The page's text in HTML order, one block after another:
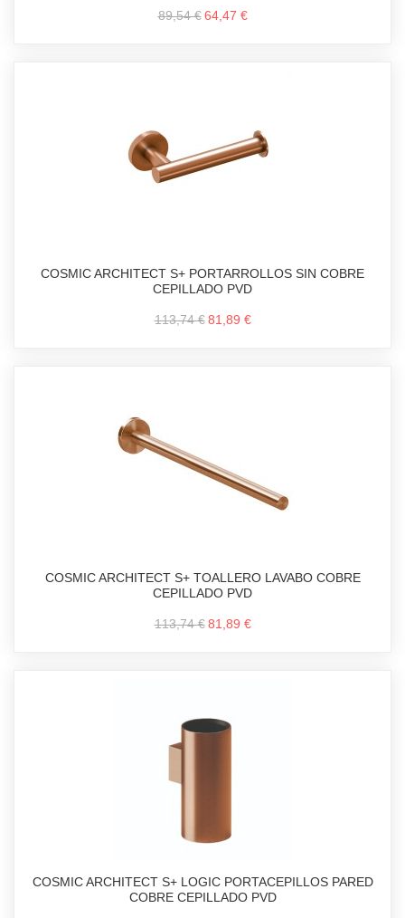
89,54 € 64,47 €
COSMIC ARCHITECT S+ PORTARROLLOS SIN COBRE
CEPILLADO PVD
113,74 € 81,89 €
COSMIC ARCHITECT S+ TOALLERO LAVABO COBRE
CEPILLADO PVD
113,74 € 81,89 €
COSMIC ARCHITECT S+ LOGIC PORTACEPILLOS PARED
COBRE CEPILLADO PVD